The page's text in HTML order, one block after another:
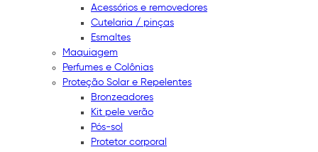
Acessórios e removedores
Cutelaria / pinças
Esmaltes
Maquiagem
Perfumes e Colônias
Proteção Solar e Repelentes
Bronzeadores
Kit pele verão
Pós-sol
Protetor corporal